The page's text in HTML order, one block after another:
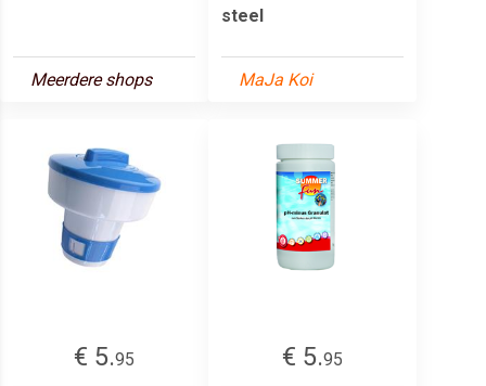
Meerdere shops
steel
MaJa Koi
€ 5.95
€ 5.95